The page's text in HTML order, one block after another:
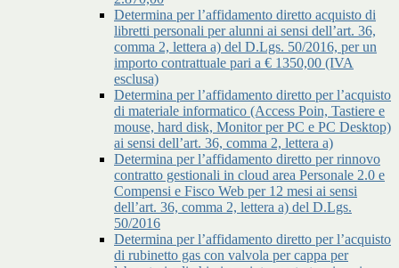
Determina per l’affidamento diretto acquisto di
libretti personali per alunni ai sensi dell’art. 36,
comma 2, lettera a) del D.Lgs. 50/2016, per un
importo contrattuale pari a € 1350,00 (IVA
esclusa)
Determina per l’affidamento diretto per l’acquisto
di materiale informatico (Access Poin, Tastiere e
mouse, hard disk, Monitor per PC e PC Desktop)
ai sensi dell’art. 36, comma 2, lettera a)
Determina per l’affidamento diretto per rinnovo
contratto gestionali in cloud area Personale 2.0 e
Compensi e Fisco Web per 12 mesi ai sensi
dell’art. 36, comma 2, lettera a) del D.Lgs.
50/2016
Determina per l’affidamento diretto per l’acquisto
di rubinetto gas con valvola per cappa per